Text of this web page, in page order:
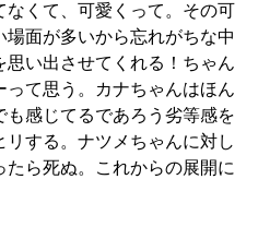
なくて、可愛くって。その可
場面が多いから忘れがちな中
思い出させてくれる！ちゃん
って思う。カナちゃんはほん
も感じてるであろう劣等感を
リする。ナツメちゃんに対し
たら死ぬ。これからの展開に